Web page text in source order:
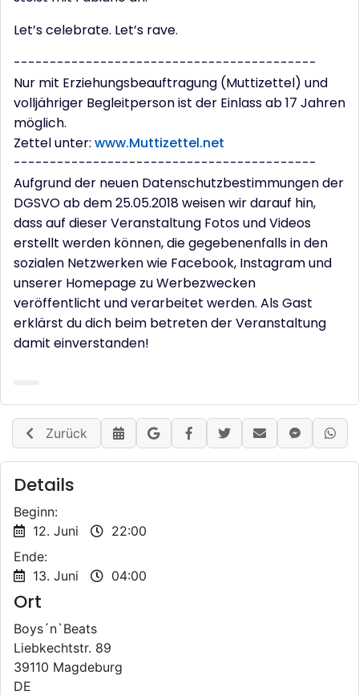
Let’s celebrate. Let’s rave.
------------------------------------------
Nur mit Erziehungsbeauftragung (Muttizettel) und
volljähriger Begleitperson ist der Einlass ab 17 Jahren
möglich.
Zettel unter: www.Muttizettel.net
------------------------------------------
Aufgrund der neuen Datenschutzbestimmungen der
DGSVO ab dem 25.05.2018 weisen wir darauf hin,
dass auf dieser Veranstaltung Fotos und Videos
erstellt werden können, die gegebenenfalls in den
sozialen Netzwerken wie Facebook, Instagram und
unserer Homepage zu Werbezwecken
veröffentlicht und verarbeitet werden. Als Gast
erklärst du dich beim betreten der Veranstaltung
damit einverstanden!
Zurück
Details
Beginn:
12. Juni
22:00
Ende:
13. Juni
04:00
Ort
Boys´n`Beats
Liebkechtstr. 89
39110 Magdeburg
DE